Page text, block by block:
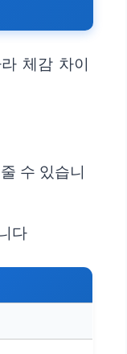
체감 차이
수 있습니
다